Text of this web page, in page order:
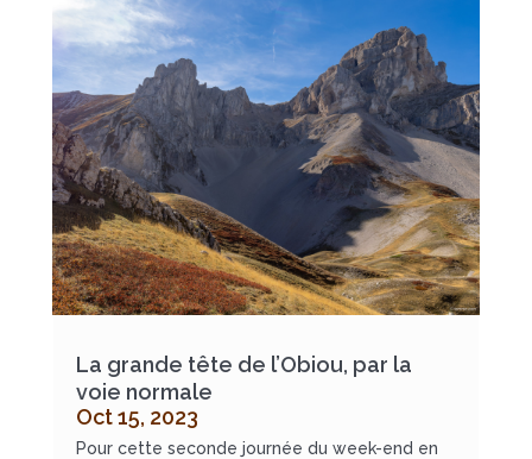
La grande tête de l’Obiou, par la
voie normale
Oct 15, 2023
Pour cette seconde journée du week-end en